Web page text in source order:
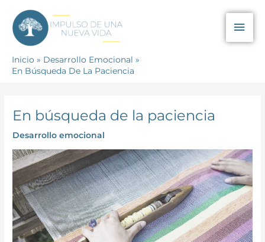
contenido
Inicio
Desarrollo Emocional
En Búsqueda De La Paciencia
En búsqueda de la paciencia
Desarrollo emocional